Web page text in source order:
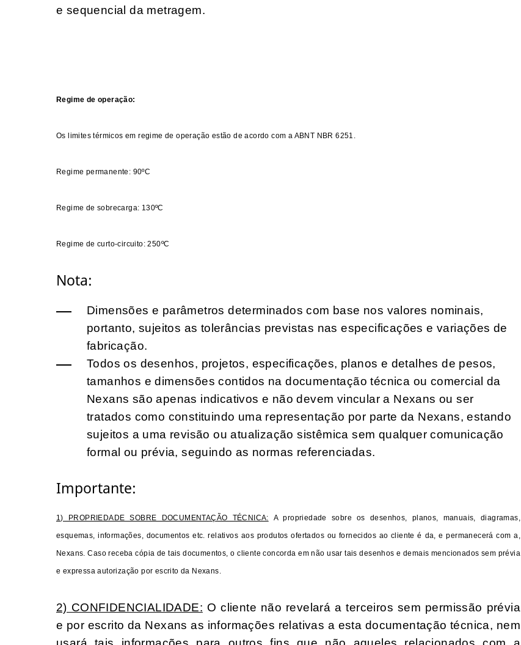
e sequencial da metragem.
Regime de operação:
Os limites térmicos em regime de operação estão de acordo com a ABNT NBR 6251.
Regime permanente: 90ºC
Regime de sobrecarga: 130ºC
Regime de curto-circuito: 250ºC
Nota:
Dimensões e parâmetros determinados com base nos valores nominais,
portanto, sujeitos as tolerâncias previstas nas especificações e variações de
fabricação.
Todos os desenhos, projetos, especificações, planos e detalhes de pesos,
tamanhos e dimensões contidos na documentação técnica ou comercial da
Nexans são apenas indicativos e não devem vincular a Nexans ou ser
tratados como constituindo uma representação por parte da Nexans, estando
sujeitos a uma revisão ou atualização sistêmica sem qualquer comunicação
formal ou prévia, seguindo as normas referenciadas.
Importante:
1) PROPRIEDADE SOBRE DOCUMENTAÇÃO TÉCNICA: A propriedade sobre os desenhos, planos, manuais, diagramas,
esquemas, informações, documentos etc. relativos aos produtos ofertados ou fornecidos ao cliente é da, e permanecerá com a,
Nexans. Caso receba cópia de tais documentos, o cliente concorda em não usar tais desenhos e demais mencionados sem prévia
e expressa autorização por escrito da Nexans.
2) CONFIDENCIALIDADE: O cliente não revelará a terceiros sem permissão prévia
e por escrito da Nexans as informações relativas a esta documentação técnica, nem